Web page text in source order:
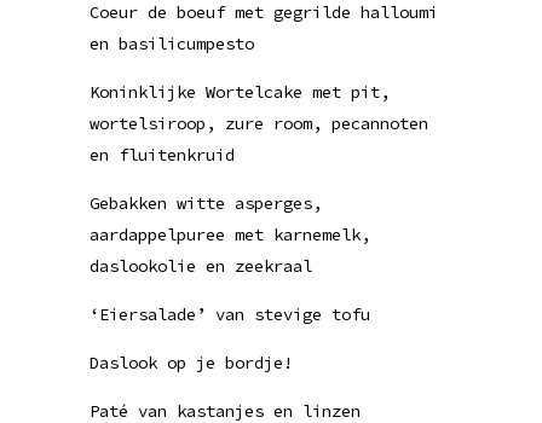
Coeur de boeuf met gegrilde halloumi
en basilicumpesto
Koninklijke Wortelcake met pit,
wortelsiroop, zure room, pecannoten
en fluitenkruid
Gebakken witte asperges,
aardappelpuree met karnemelk,
daslookolie en zeekraal
‘Eiersalade’ van stevige tofu
Daslook op je bordje!
Paté van kastanjes en linzen